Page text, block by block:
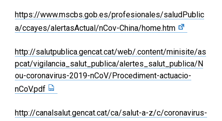
https://www.mscbs.gob.es/profesionales/saludPublic
a/ccayes/alertasActual/nCov-China/home.htm
http://salutpublica.gencat.cat/web/.content/minisite/as
pcat/vigilancia_salut_publica/alertes_salut_publica/N
ou-coronavirus-2019-nCoV/Procediment-actuacio-
nCoV.pdf
http://canalsalut.gencat.cat/ca/salut-a-z/c/coronavirus-